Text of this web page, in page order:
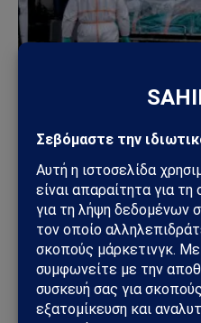
ΚΌΣΜΟΣ
Συναγερμός στην
Έμπολα: Ασθενής σε
στο Κονγκό
01/06/2026